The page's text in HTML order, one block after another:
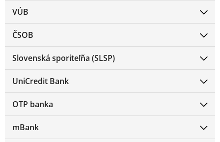
VÚB
ČSOB
Slovenská sporiteľňa (SLSP)
UniCredit Bank
OTP banka
mBank